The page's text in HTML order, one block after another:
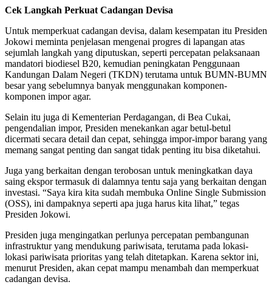
Cek Langkah Perkuat Cadangan Devisa
Untuk memperkuat cadangan devisa, dalam kesempatan itu Presiden
Jokowi meminta penjelasan mengenai progres di lapangan atas
sejumlah langkah yang diputuskan, seperti percepatan pelaksanaan
mandatori biodiesel B20, kemudian peningkatan Penggunaan
Kandungan Dalam Negeri (TKDN) terutama untuk BUMN-BUMN
besar yang sebelumnya banyak menggunakan komponen-
komponen impor agar.
Selain itu juga di Kementerian Perdagangan, di Bea Cukai,
pengendalian impor, Presiden menekankan agar betul-betul
dicermati secara detail dan cepat, sehingga impor-impor barang yang
memang sangat penting dan sangat tidak penting itu bisa diketahui.
Juga yang berkaitan dengan terobosan untuk meningkatkan daya
saing ekspor termasuk di dalamnya tentu saja yang berkaitan dengan
investasi. “Saya kira kita sudah membuka Online Single Submission
(OSS), ini dampaknya seperti apa juga harus kita lihat,” tegas
Presiden Jokowi.
Presiden juga mengingatkan perlunya percepatan pembangunan
infrastruktur yang mendukung pariwisata, terutama pada lokasi-
lokasi pariwisata prioritas yang telah ditetapkan. Karena sektor ini,
menurut Presiden, akan cepat mampu menambah dan memperkuat
cadangan devisa.